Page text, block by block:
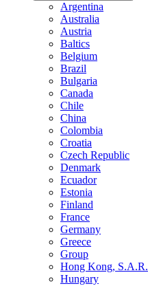
Argentina
Australia
Austria
Baltics
Belgium
Brazil
Bulgaria
Canada
Chile
China
Colombia
Croatia
Czech Republic
Denmark
Ecuador
Estonia
Finland
France
Germany
Greece
Group
Hong Kong, S.A.R.
Hungary